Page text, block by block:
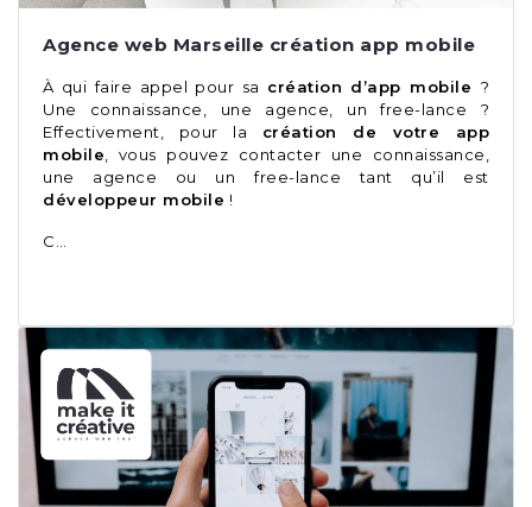
Agence web Marseille création app mobile
À qui faire appel pour sa création d’app mobile ?
Une connaissance, une agence, un free-lance ?
Effectivement, pour la création de votre app
mobile , vous pouvez contacter une connaissance,
une agence ou un free-lance tant qu’il est
développeur mobile !
C…